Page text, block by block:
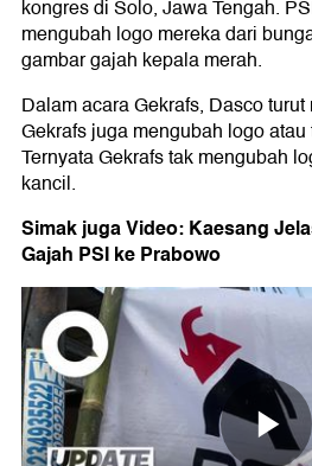
kongres di Solo, Jawa Tengah.
mengubah logo mereka dari
gambar gajah kepala merah.
Dalam acara Gekrafs, Dasco
Gekrafs juga mengubah logo
Ternyata Gekrafs tak mengubah
kancil.
Simak juga Video: Kaesang
Gajah PSI ke Prabowo